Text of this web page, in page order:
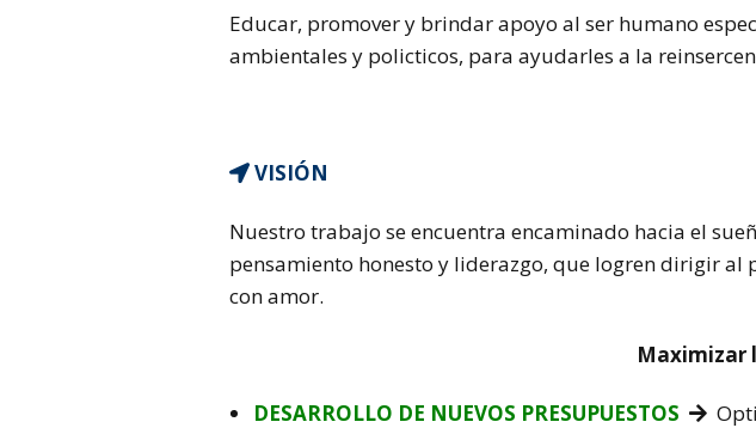
Educar, promover y brindar apoyo al ser humano
ambientales y policticos, para ayudarles a la
 VISIÓN
Nuestro trabajo se encuentra encaminado hacia el
pensamiento honesto y liderazgo, que logren dirigir al
con amor.
Maximizar
DESARROLLO DE NUEVOS PRESUPUESTOS 